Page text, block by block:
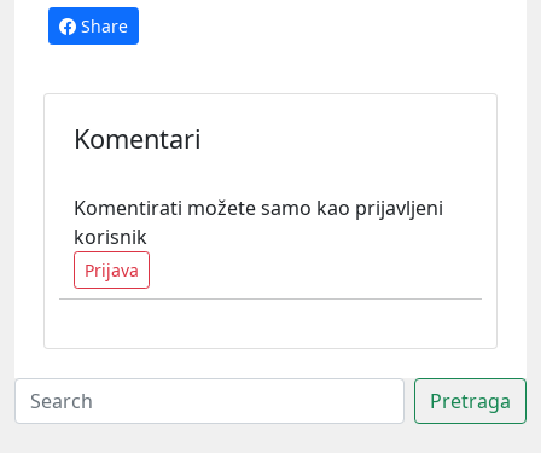
Share
Komentari
Komentirati možete samo kao prijavljeni
korisnik
Prijava